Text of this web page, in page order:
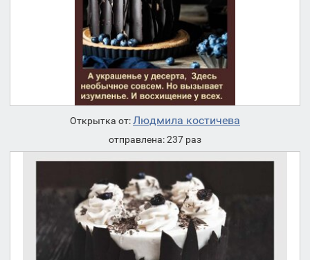
Открытка от:Людмила костичева
отправлена: 237 раз